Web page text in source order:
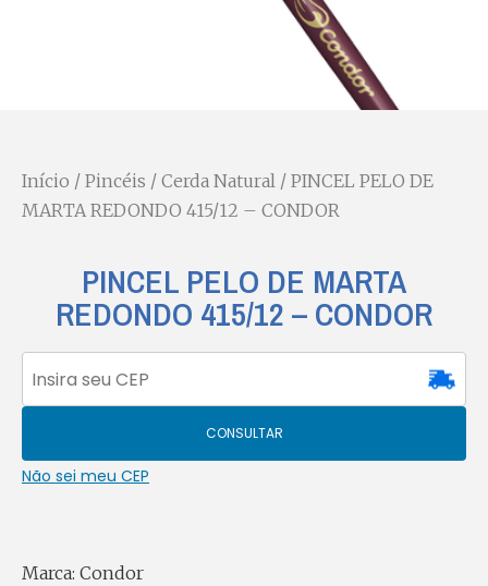
Início / Pincéis / Cerda Natural / PINCEL PELO DE
MARTA REDONDO 415/12 – CONDOR
PINCEL PELO DE MARTA
REDONDO 415/12 – CONDOR
CONSULTAR
Não sei meu CEP
Marca: Condor